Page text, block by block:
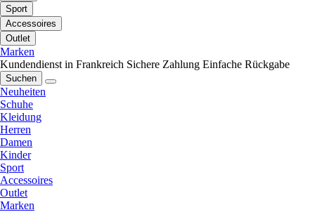
Sport
Accessoires
Outlet
Marken
Kundendienst in Frankreich Sichere Zahlung Einfache Rückgabe
Suchen
Neuheiten
Schuhe
Kleidung
Herren
Damen
Kinder
Sport
Accessoires
Outlet
Marken